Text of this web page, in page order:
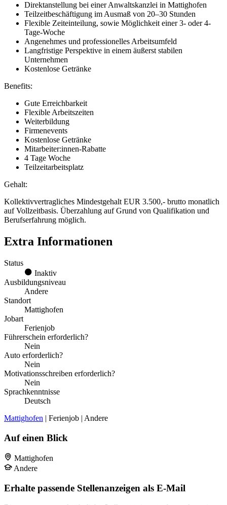
Direktanstellung bei einer Anwaltskanzlei in Mattighofen
Teilzeitbeschäftigung im Ausmaß von 20–30 Stunden
Flexible Zeiteinteilung, sowie Möglichkeit einer 3- oder 4-
Tage-Woche
Angenehmes und professionelles Arbeitsumfeld
Langfristige Perspektive in einem äußerst stabilen
Unternehmen
Kostenlose Getränke
Benefits:
Gute Erreichbarkeit
Flexible Arbeitszeiten
Weiterbildung
Firmenevents
Kostenlose Getränke
Mitarbeiter:innen-Rabatte
4 Tage Woche
Teilzeitarbeitsplatz
Gehalt:
Kollektivvertragliches Mindestgehalt EUR 3.500,- brutto monatlich
auf Vollzeitbasis. Überzahlung auf Grund von Qualifikation und
Berufserfahrung möglich.
Extra Informationen
Status
Inaktiv
Ausbildungsniveau
Andere
Standort
Mattighofen
Jobart
Ferienjob
Führerschein erforderlich?
Nein
Auto erforderlich?
Nein
Motivationsschreiben erforderlich?
Nein
Sprachkenntnisse
Deutsch
Mattighofen | Ferienjob | Andere
Auf einen Blick
Mattighofen
Andere
Erhalte passende Stellenanzeigen als E-Mail